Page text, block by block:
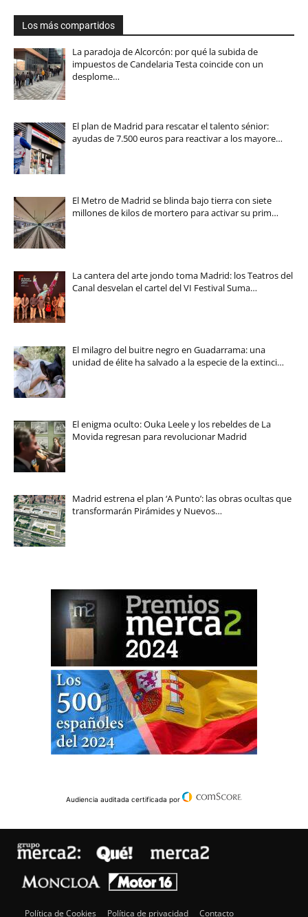
Los más compartidos
La paradoja de Alcorcón: por qué la subida de
impuestos de Candelaria Testa coincide con un
desplome…
El plan de Madrid para rescatar el talento sénior:
ayudas de 7.500 euros para reactivar a los mayore…
El Metro de Madrid se blinda bajo tierra con siete
millones de kilos de mortero para activar su prim…
La cantera del arte jondo toma Madrid: los Teatros del
Canal desvelan el cartel del VI Festival Suma…
El milagro del buitre negro en Guadarrama: una
unidad de élite ha salvado a la especie de la extinci…
El enigma oculto: Ouka Leele y los rebeldes de La
Movida regresan para revolucionar Madrid
Madrid estrena el plan ‘A Punto’: las obras ocultas que
transformarán Pirámides y Nuevos…
Audiencia auditada certificada por
Política de Cookies Política de privacidad Contacto